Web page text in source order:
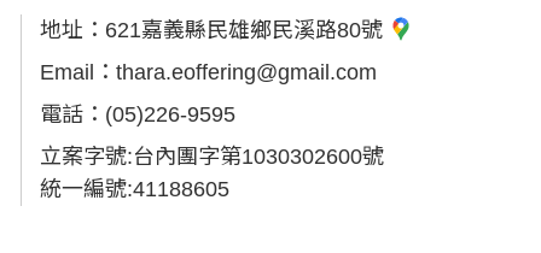
地址： 621嘉義縣民雄鄉民溪路80號
Email：thara.eoffering@gmail.com
電話： (05)226-9595
立案字號:台內團字第1030302600號
統一編號:41188605